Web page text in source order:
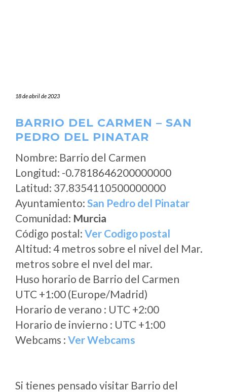
18 de abril de 2023
BARRIO DEL CARMEN – SAN
PEDRO DEL PINATAR
Nombre: Barrio del Carmen
Longitud: -0.7818646200000000
Latitud: 37.8354110500000000
Ayuntamiento: San Pedro del Pinatar
Comunidad: Murcia
Código postal: Ver Codigo postal
Altitud: 4 metros sobre el nivel del Mar.
metros sobre el nvel del mar.
Huso horario de Barrio del Carmen
UTC +1:00 (Europe/Madrid)
Horario de verano : UTC +2:00
Horario de invierno : UTC +1:00
Webcams : Ver Webcams
Si tienes pensado visitar Barrio del